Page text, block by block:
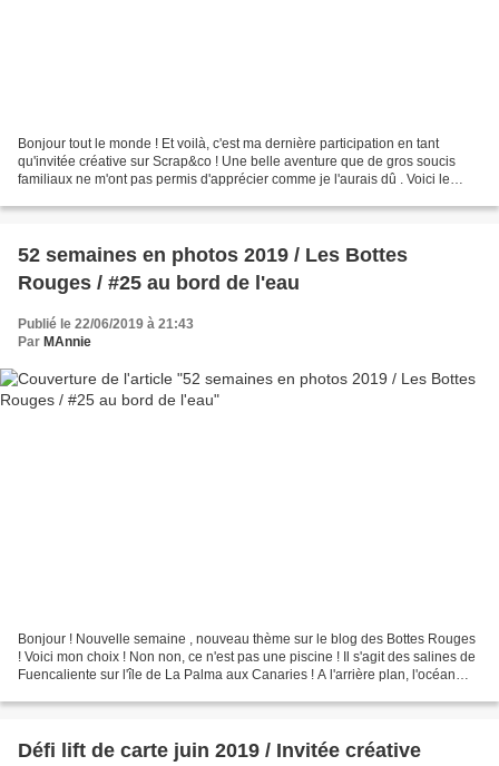
Bonjour tout le monde ! Et voilà, c'est ma dernière participation en tant
qu'invitée créative sur Scrap&co ! Une belle aventure que de gros soucis
familiaux ne m'ont pas permis d'apprécier comme je l'aurais dû . Voici le
52 semaines en photos 2019 / Les Bottes
Rouges / #25 au bord de l'eau
Publié le 22/06/2019 à 21:43
Par MAnnie
Bonjour ! Nouvelle semaine , nouveau thème sur le blog des Bottes Rouges
! Voici mon choix ! Non non, ce n'est pas une piscine ! Il s'agit des salines de
Fuencaliente sur l'île de La Palma aux Canaries ! A l'arrière plan, l'océan
Défi lift de carte juin 2019 / Invitée créative